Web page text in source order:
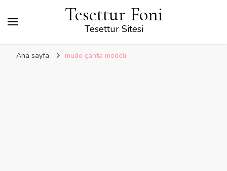
Tesettur Foni
Tesettur Sitesi
Ana sayfa mudo çanta modeli